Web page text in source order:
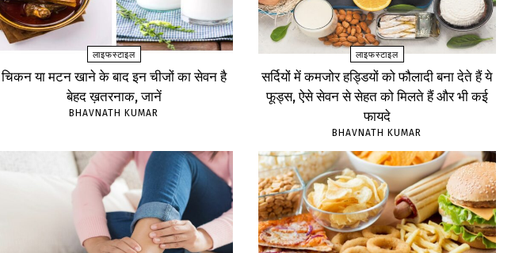
लाइफस्टाइल
चिकन या मटन खाने के बाद इन चीजों का सेवन है
बेहद ख़तरनाक, जानें
BHAVNATH KUMAR
लाइफस्टाइल
सर्दियों में कमजोर हड्डियों को फौलादी बना देते हैं ये
फूड्स, ऐसे सेवन से सेहत को मिलते हैं और भी कई
फायदे
BHAVNATH KUMAR